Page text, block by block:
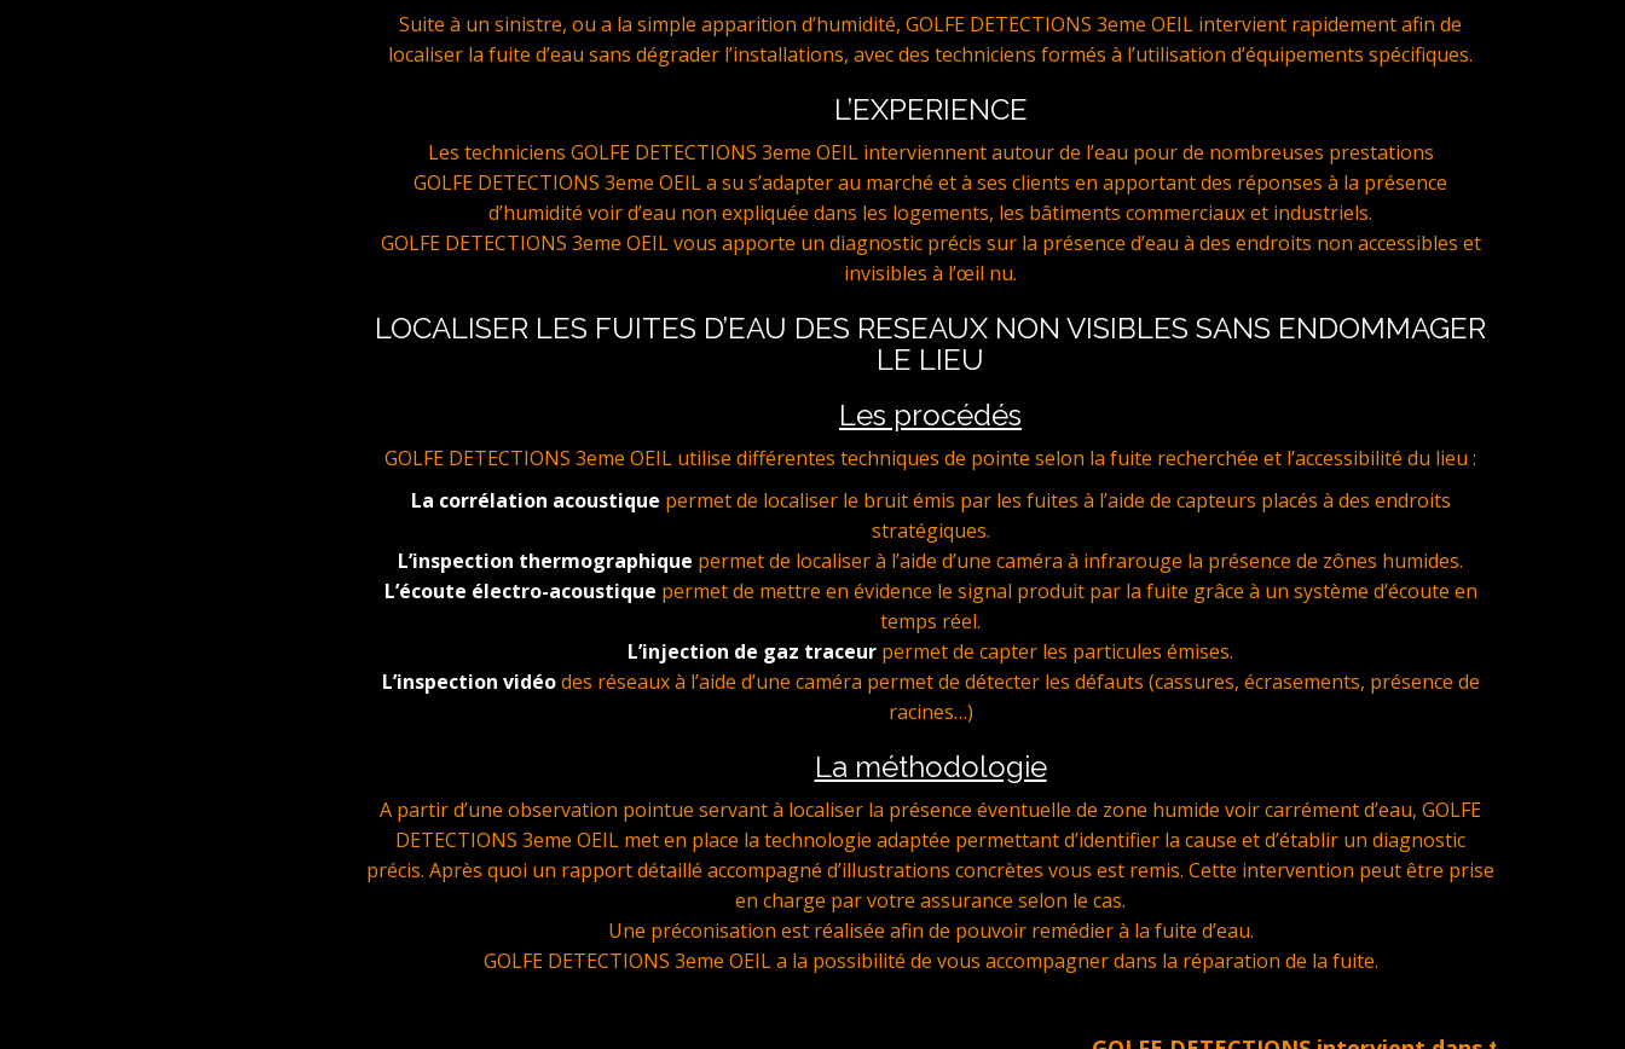
Suite à un sinistre, ou a la simple apparition d’humidité, GOLFE DETECTIONS 3eme OEIL intervient rapidement afin de
localiser la fuite d’eau sans dégrader l’installations, avec des techniciens formés à l’utilisation d’équipements spécifiques.
L’EXPERIENCE
Les techniciens GOLFE DETECTIONS 3eme OEIL interviennent autour de l’eau pour de nombreuses prestations
GOLFE DETECTIONS 3eme OEIL a su s’adapter au marché et à ses clients en apportant des réponses à la présence
d’humidité voir d’eau non expliquée dans les logements, les bâtiments commerciaux et industriels.
GOLFE DETECTIONS 3eme OEIL vous apporte un diagnostic précis sur la présence d’eau à des endroits non accessibles et
invisibles à l’œil nu.
LOCALISER LES FUITES D’EAU DES RESEAUX NON VISIBLES SANS ENDOMMAGER
LE LIEU
Les procédés
GOLFE DETECTIONS 3eme OEIL utilise différentes techniques de pointe selon la fuite recherchée et l’accessibilité du lieu :
La corrélation acoustique permet de localiser le bruit émis par les fuites à l’aide de capteurs placés à des endroits
stratégiques.
L’inspection thermographique permet de localiser à l’aide d’une caméra à infrarouge la présence de zônes humides.
L’écoute électro-acoustique permet de mettre en évidence le signal produit par la fuite grâce à un système d’écoute en
temps réel.
L’injection de gaz traceur permet de capter les particules émises.
L’inspection vidéodes réseaux à l’aide d’une caméra permet de détecter les défauts (cassures, écrasements, présence de
racines…)
La méthodologie
A partir d’une observation pointue servant à localiser la présence éventuelle de zone humide voir carrément d’eau, GOLFE
DETECTIONS 3eme OEIL met en place la technologie adaptée permettant d’identifier la cause et d’établir un diagnostic
précis. Après quoi un rapport détaillé accompagné d’illustrations concrètes vous est remis. Cette intervention peut être prise
en charge par votre assurance selon le cas.
Une préconisation est réalisée afin de pouvoir remédier à la fuite d’eau.
GOLFE DETECTIONS 3eme OEIL a la possibilité de vous accompagner dans la réparation de la fuite.